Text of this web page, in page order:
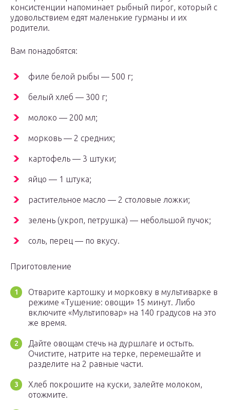
консистенции напоминает рыбный пирог, который с
удовольствием едят маленькие гурманы и их
родители.
Вам понадобятся:
филе белой рыбы — 500 г;
белый хлеб — 300 г;
молоко — 200 мл;
морковь — 2 средних;
картофель — 3 штуки;
яйцо — 1 штука;
растительное масло — 2 столовые ложки;
зелень (укроп, петрушка) — небольшой пучок;
соль, перец — по вкусу.
Приготовление
Отварите картошку и морковку в мультиварке в
режиме «Тушение: овощи» 15 минут. Либо
включите «Мультиповар» на 140 градусов на это
же время.
Дайте овощам стечь на дуршлаге и остыть.
Очистите, натрите на терке, перемешайте и
разделите на 2 равные части.
Хлеб покрошите на куски, залейте молоком,
отожмите.